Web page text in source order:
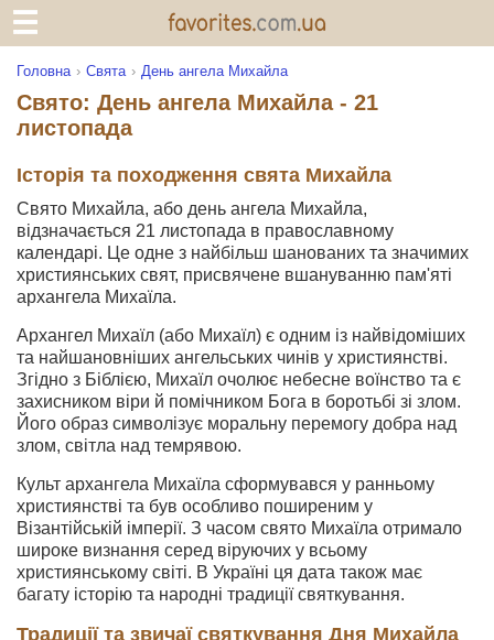
Головна Свята День ангела Михайла
Свято: День ангела Михайла - 21
листопада
Історія та походження свята Михайла
Свято Михайла, або день ангела Михайла,
відзначається 21 листопада в православному
календарі. Це одне з найбільш шанованих та значимих
християнських свят, присвячене вшануванню пам'яті
архангела Михаїла.
Архангел Михаїл (або Михаїл) є одним із найвідоміших
та найшановніших ангельських чинів у християнстві.
Згідно з Біблією, Михаїл очолює небесне воїнство та є
захисником віри й помічником Бога в боротьбі зі злом.
Його образ символізує моральну перемогу добра над
злом, світла над темрявою.
Культ архангела Михаїла сформувався у ранньому
християнстві та був особливо поширеним у
Візантійській імперії. З часом свято Михаїла отримало
широке визнання серед віруючих у всьому
християнському світі. В Україні ця дата також має
багату історію та народні традиції святкування.
Традиції та звичаї святкування Дня Михайла